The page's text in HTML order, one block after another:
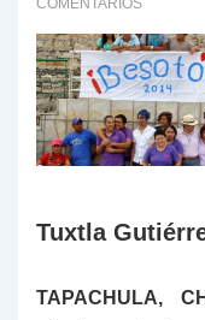
COMENTARIOS
Tuxtla
TAPACHULA,